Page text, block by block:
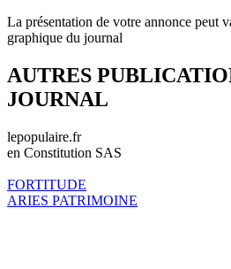
La présentation de votre annonce peut
graphique du journal
AUTRES
JOURNAL
lepopulaire.fr
en Constitution SAS
FORTITUDE
ARIES PATRIMOINE